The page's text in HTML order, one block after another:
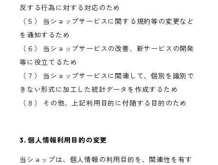
反する行為に対する対応のため
（５） 当ショップサービスに関する規約等の変更など
を通知するため
（６） 当ショップサービスの改善、新サービスの開発
等に役立てるため
（７） 当ショップサービスに関連して、個別を識別で
きない形式に加工した統計データを作成するため
（８） その他、上記利用目的に付随する目的のため
3. 個人情報利用目的の変更
当ショップは、個人情報の利用目的を、関連性を有す